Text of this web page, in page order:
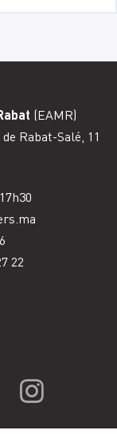
(EAMR)
de Rabat-Salé, 11
22